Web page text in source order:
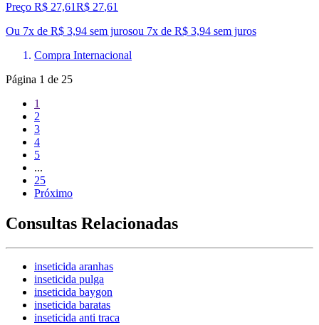
Preço R$ 27,61R$ 27,61
Ou 7x de R$ 3,94 sem jurosou 7x de R$ 3,94 sem juros
Compra Internacional
Página 1 de 25
1
2
3
4
5
...
25
Próximo
Consultas Relacionadas
inseticida aranhas
inseticida pulga
inseticida baygon
inseticida baratas
inseticida anti traca